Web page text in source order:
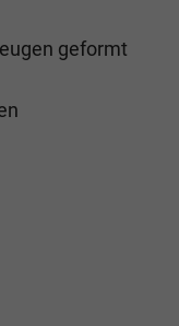
geformt